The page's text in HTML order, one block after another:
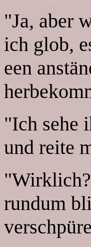
"Ja, aber
ich glob,
een
"Ich sehe
und reite
rundum